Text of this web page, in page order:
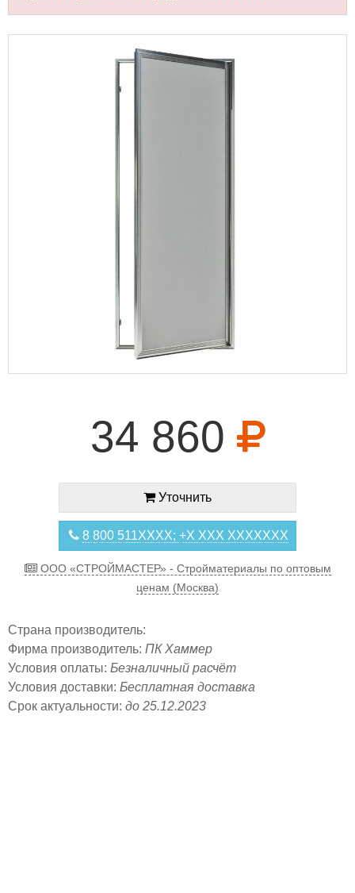
34 860
Уточнить
8 800 511XXXX; +X XXX XXXXXXX
ООО «СТРОЙМАСТЕР» - Стройматериалы по оптовым
ценам (Москва)
Страна производитель:
Фирма производитель: ПК Хаммер
Условия оплаты: Безналичный расчёт
Условия доставки: Бесплатная доставка
Срок актуальности: до 25.12.2023